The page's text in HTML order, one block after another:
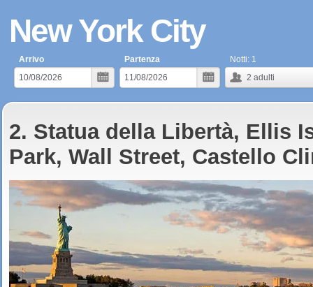
New York City
Arrivo
Partenza
2 adulti
Notti: 1
2. Statua della Libertà, Ellis
Park, Wall Street, Castello